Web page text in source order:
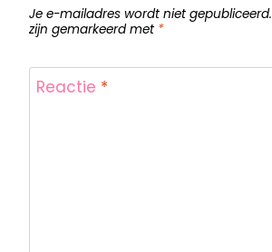
Je e-mailadres wordt niet gepubliceerd.
zijn gemarkeerd met *
Reactie *